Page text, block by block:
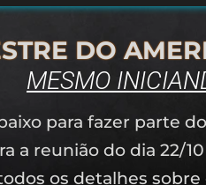
DO
MESMO
para fazer parte do
a reunião do dia 22/
os detalhes sobre